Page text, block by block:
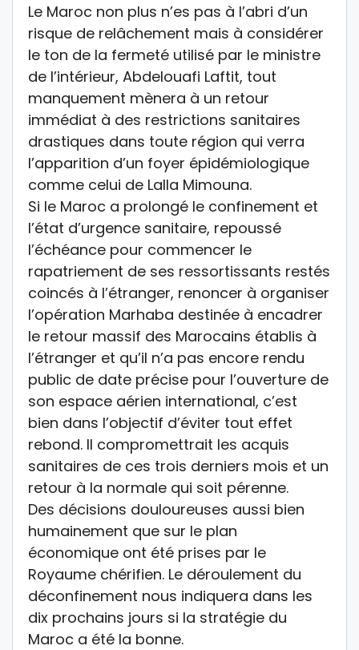
Le Maroc non plus n’es pas à l’abri d’un
risque de relâchement mais à considérer
le ton de la fermeté utilisé par le ministre
de l’intérieur, Abdelouafi Laftit, tout
manquement mènera à un retour
immédiat à des restrictions sanitaires
drastiques dans toute région qui verra
l’apparition d’un foyer épidémiologique
comme celui de Lalla Mimouna.
Si le Maroc a prolongé le confinement et
l’état d’urgence sanitaire, repoussé
l’échéance pour commencer le
rapatriement de ses ressortissants restés
coincés à l’étranger, renoncer à organiser
l’opération Marhaba destinée à encadrer
le retour massif des Marocains établis à
l’étranger et qu’il n’a pas encore rendu
public de date précise pour l’ouverture de
son espace aérien international, c’est
bien dans l’objectif d’éviter tout effet
rebond. Il compromettrait les acquis
sanitaires de ces trois derniers mois et un
retour à la normale qui soit pérenne.
Des décisions douloureuses aussi bien
humainement que sur le plan
économique ont été prises par le
Royaume chérifien. Le déroulement du
déconfinement nous indiquera dans les
dix prochains jours si la stratégie du
Maroc a été la bonne.